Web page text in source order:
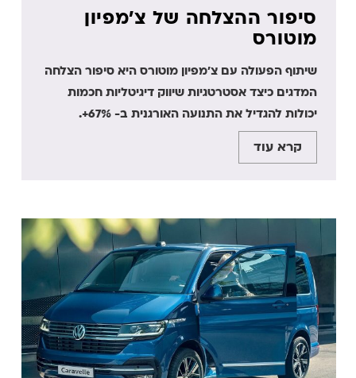
סיפור ההצלחה של צ'מפיון
מוטורס
שיתוף הפעולה עם צ'מפיון מוטורס היא סיפור הצלחה
המדגים כיצד אסטרטגיות שיווק דיגיטליות חכמות
יכולות להגדיל את התנועה האורגנית ב- 67%+.
קרא עוד